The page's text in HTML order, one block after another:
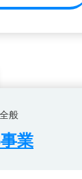
般
業